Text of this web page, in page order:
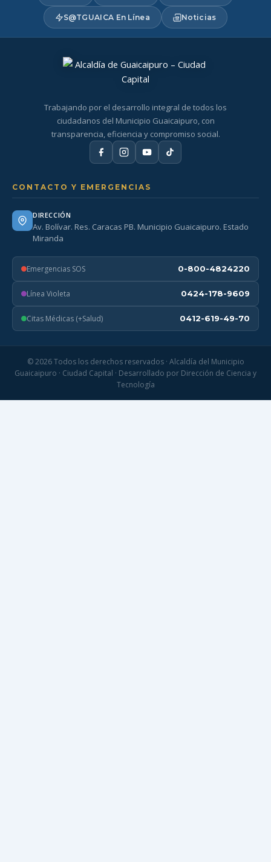
S@TGUAICA En Línea Noticias
Trabajando por el desarrollo integral de todos los
ciudadanos del Municipio Guaicaipuro, con
transparencia, eficiencia y compromiso social.
CONTACTO Y EMERGENCIAS
DIRECCIÓN
Av. Bolívar. Res. Caracas PB. Municipio Guaicaipuro. Estado
Miranda
Emergencias SOS 0-800-4824220
Línea Violeta 0424-178-9609
Citas Médicas (+Salud) 0412-619-49-70
© 2026 Todos los derechos reservados · Alcaldía del Municipio
Guaicaipuro · Ciudad Capital · Desarrollado por Dirección de Ciencia y
Tecnología